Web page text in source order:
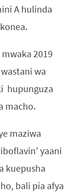
A hulinda
2019
wa
hupunguza
macho.
maziwa
yaani
kuepusha
bali pia afya